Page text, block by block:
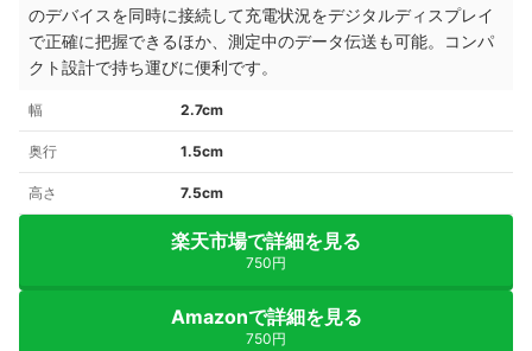
のデバイスを同時に接続して充電状況をデジタルディスプレイ
で正確に把握できるほか、測定中のデータ伝送も可能。コンパ
クト設計で持ち運びに便利です。
幅 2.7cm
奥行 1.5cm
高さ 7.5cm
楽天市場で詳細を見る
750円
Amazonで詳細を見る
750円